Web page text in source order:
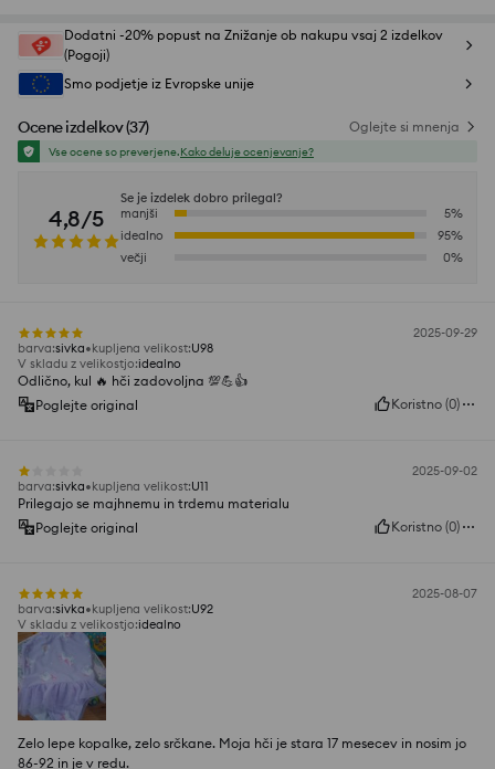
Dodatni -20% popust na Znižanje ob nakupu vsaj 2 izdelkov
(Pogoji)
Smo podjetje iz Evropske unije
Ocene izdelkov(37) Oglejte si mnenja
Vse ocene so preverjene.Kako deluje ocenjevanje?
4,8/5
Se je izdelek dobro prilegal?
manjši
5%
idealno
95%
večji
0%
2025-09-29
barva:sivka kupljena velikost:U98
V skladu z velikostjo:idealno
Odlično, kul 🔥 hči zadovoljna 💯💪👍️
Poglejte original
Koristno (0)
2025-09-02
barva:sivka kupljena velikost:U11
Prilegajo se majhnemu in trdemu materialu
Poglejte original
Koristno (0)
2025-08-07
barva:sivka kupljena velikost:U92
V skladu z velikostjo:idealno
Zelo lepe kopalke, zelo srčkane. Moja hči je stara 17 mesecev in nosim jo
86-92 in je v redu.